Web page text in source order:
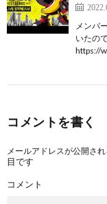
メンバ
いたの
https://
コメントを書く
メールアドレスが公開さ
目です
コメント